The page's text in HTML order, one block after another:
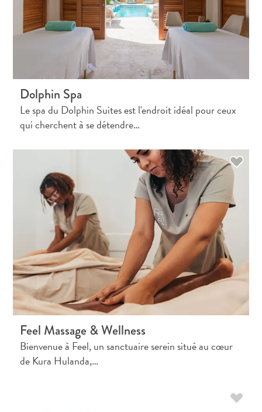
Dolphin Spa
Le spa du Dolphin Suites est l'endroit idéal pour ceux
qui cherchent à se détendre…
Feel Massage & Wellness
Bienvenue à Feel, un sanctuaire serein situé au cœur
de Kura Hulanda,…